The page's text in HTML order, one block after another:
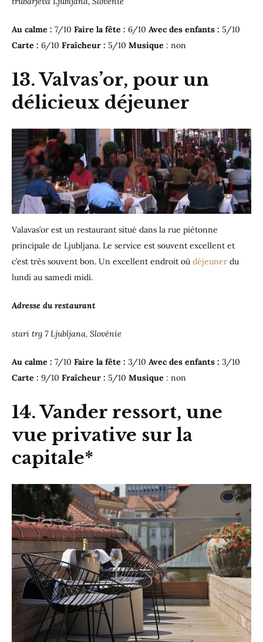
Au calme : 7/10 Faire la fête : 6/10 Avec des enfants : 5/10
Carte : 6/10 Fraîcheur : 5/10 Musique : non
13. Valvas’or, pour un
délicieux déjeuner
Valavas’or est un restaurant situé dans la rue piétonne
principale de Ljubljana. Le service est souvent excellent et
c’est très souvent bon. Un excellent endroit où déjeuner du
lundi au samedi midi.
Adresse du restaurant
stari trg 7 Ljubljana, Slovénie
Au calme : 7/10 Faire la fête : 3/10 Avec des enfants : 3/10
Carte : 9/10 Fraîcheur : 5/10 Musique : non
14. Vander ressort, une
vue privative sur la
capitale*